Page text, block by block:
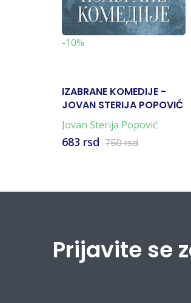
-10%
IZABRANE KOMEDIJE -
JOVAN STERIJA POPOVIĆ
Jovan Sterija Popović
683 rsd 759 rsd
Prijavite se